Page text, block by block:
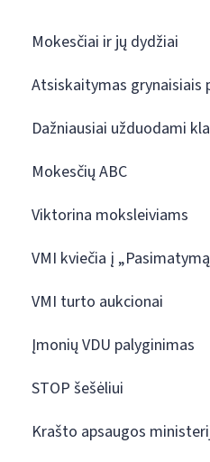
Mokesčiai ir jų dydžiai
Atsiskaitymas grynaisiais
Dažniausiai užduodami
Mokesčių ABC
Viktorina moksleiviams
VMI kviečia į
VMI turto aukcionai
Įmonių VDU palyginimas
STOP šešėliui
Krašto apsaugos